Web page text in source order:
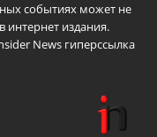
событиях может не
интернет издания.
News гиперссылка